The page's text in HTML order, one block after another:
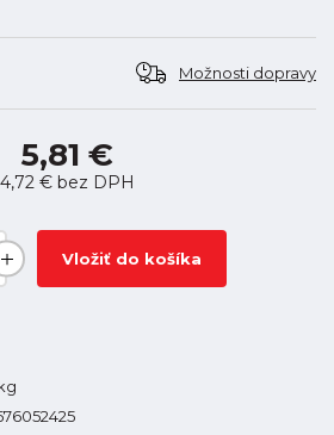
Možnosti dopravy
5,81 €
4,72 €bez DPH
Vložiť do košíka